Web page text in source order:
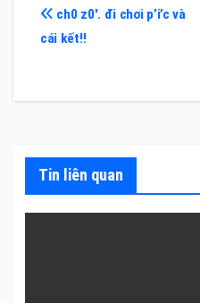
Điều
bài
ch0 z0′. đi chơi p’i’c và
cái kết!!
Tin liên quan